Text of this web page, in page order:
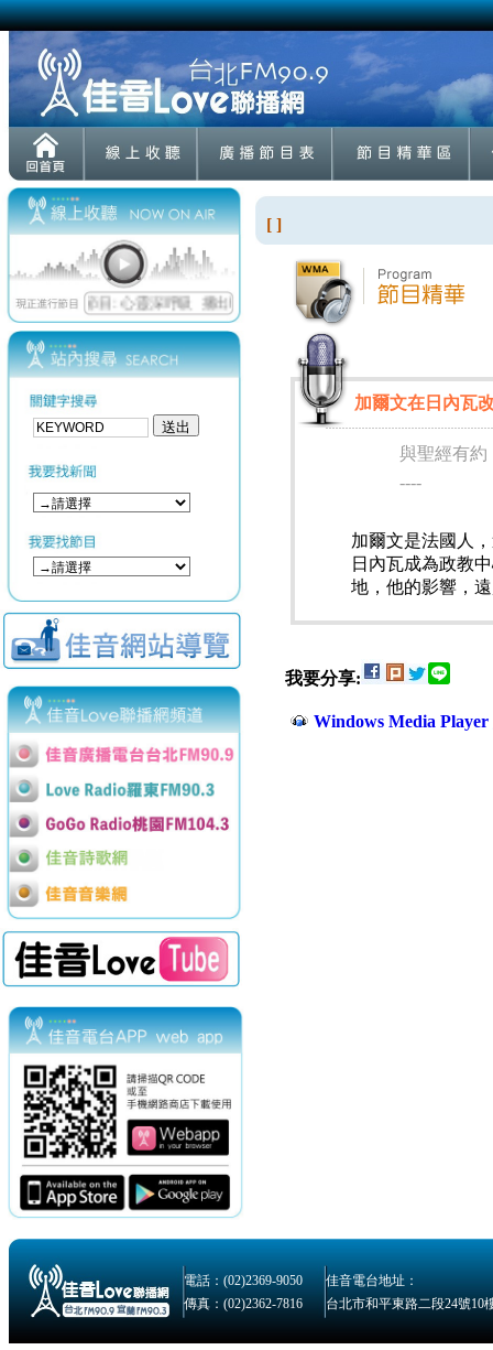
[ ]
加爾文在日內瓦
與聖經有約
----
加爾文是法國人
日內瓦成為政教
地，他的影響，
我要分享:
Windows Media
電話：(02)2369-9050
佳音電台地址：
傳真：(02)2362-7816
台北市和平東路二段24號10